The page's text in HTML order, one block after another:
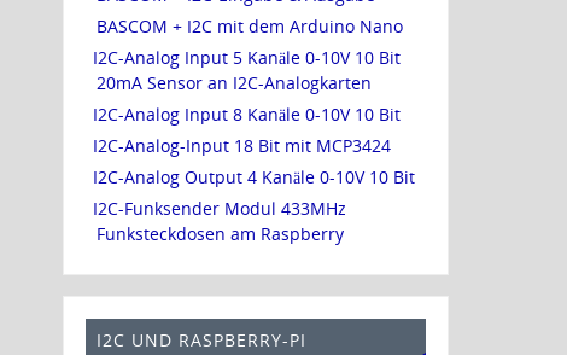
BASCOM + I2C mit dem Arduino Nano
I2C-Analog Input 5 Kanäle 0-10V 10 Bit
20mA Sensor an I2C-Analogkarten
I2C-Analog Input 8 Kanäle 0-10V 10 Bit
I2C-Analog-Input 18 Bit mit MCP3424
I2C-Analog Output 4 Kanäle 0-10V 10 Bit
I2C-Funksender Modul 433MHz
Funksteckdosen am Raspberry
I2C UND RASPBERRY-PI